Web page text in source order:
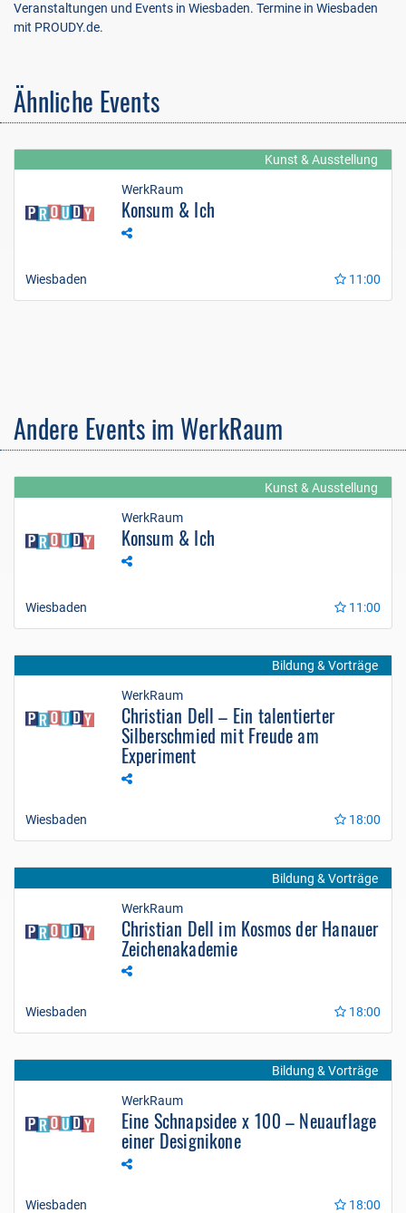
Veranstaltungen und Events in Wiesbaden. Termine in Wiesbaden
mit PROUDY.de.
Ähnliche Events
Kunst & Ausstellung
WerkRaum
Konsum & Ich
Wiesbaden 11:00
Andere Events im WerkRaum
Kunst & Ausstellung
WerkRaum
Konsum & Ich
Wiesbaden 11:00
Bildung & Vorträge
WerkRaum
Christian Dell – Ein talentierter
Silberschmied mit Freude am
Experiment
Wiesbaden 18:00
Bildung & Vorträge
WerkRaum
Christian Dell im Kosmos der Hanauer
Zeichenakademie
Wiesbaden 18:00
Bildung & Vorträge
WerkRaum
Eine Schnapsidee x 100 – Neuauflage
einer Designikone
Wiesbaden 18:00